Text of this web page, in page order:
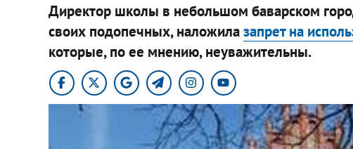
Директор школы в небольшом баварском
своих подопечных, наложилазапрет на
которые, по ее мнению, неуважительны.